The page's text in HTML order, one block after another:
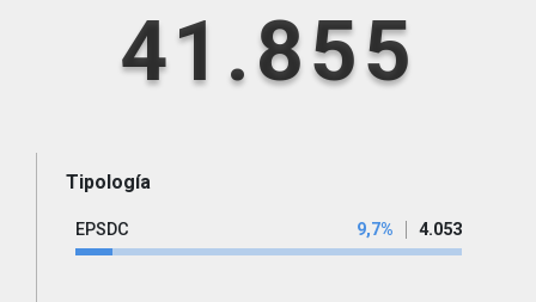
41.855
Tipología
EPSDC 9,7% 4.053